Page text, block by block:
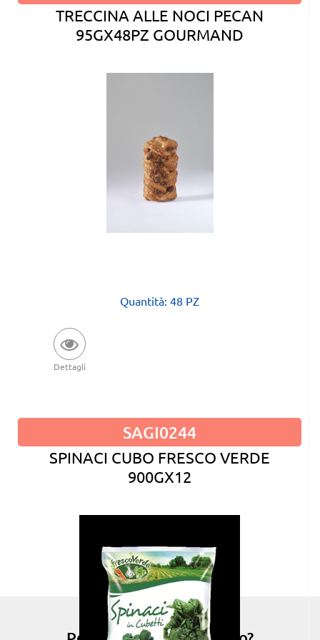
TRECCINA ALLE NOCI PECAN
95GX48PZ GOURMAND
Quantità: 48 PZ
Dettagli
SAGI0244
SPINACI CUBO FRESCO VERDE
900GX12